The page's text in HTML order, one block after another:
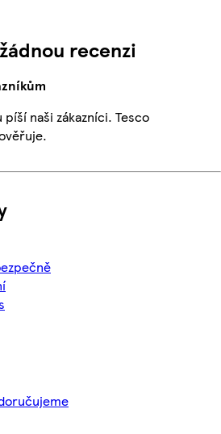
recenzi
píší naši zákazníci. Tesco